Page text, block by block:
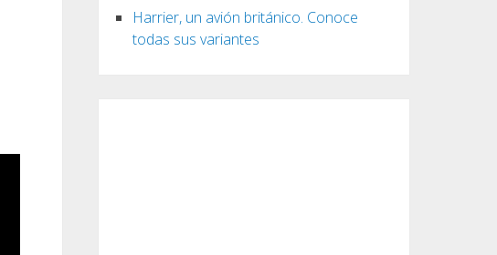
Harrier, un avión británico. Conoce
todas sus variantes